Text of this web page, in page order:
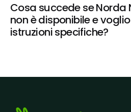
Cosa succede se Norda
non è disponibile e
istruzioni specifiche?